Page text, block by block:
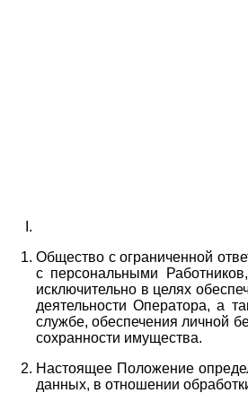
Общество с ограниченной
с персональными Работников,
исключительно в целях
деятельности Оператора,а
службе, обеспечения личной
сохранности имущества.
Настоящее Положение
данных, в отношении